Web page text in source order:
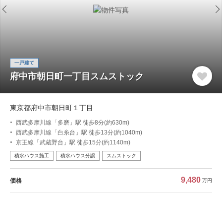
一戸建て
府中市朝日町一丁目スムストック
東京都府中市朝日町１丁目
西武多摩川線「多磨」駅 徒歩8分(約630m)
西武多摩川線「白糸台」駅 徒歩13分(約1040m)
京王線「武蔵野台」駅 徒歩15分(約1140m)
積水ハウス施工 積水ハウス分譲 スムストック
価格 9,480 万円